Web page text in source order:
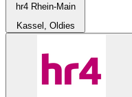
hr4 Rhein-Main
Kassel, Oldies